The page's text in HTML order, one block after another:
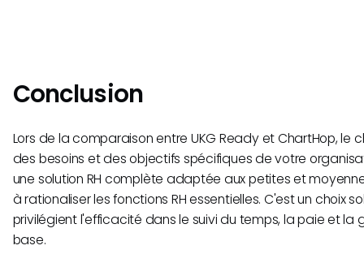
Conclusion
Lors de la comparaison entre UKG Ready et ChartHop, le
des besoins et des objectifs spécifiques de votre
une solution RH complète adaptée aux petites et
à rationaliser les fonctions RH essentielles. C'est un choix
privilégient l'efficacité dans le suivi du temps, la paie et la
base.